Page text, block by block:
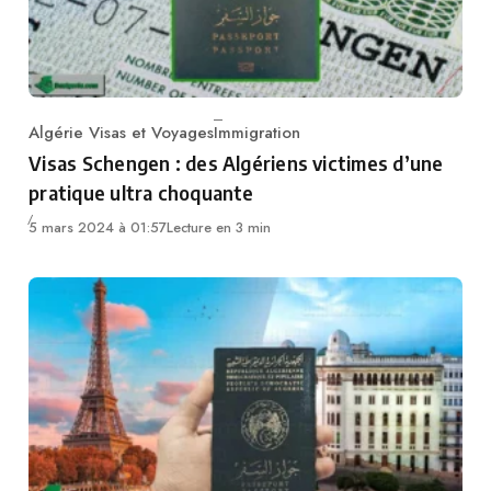
Category
Algérie Visas et VoyagesImmigration
Visas Schengen : des Algériens victimes d’une
pratique ultra choquante
5 mars 2024 à 01:57Lecture en 3 min